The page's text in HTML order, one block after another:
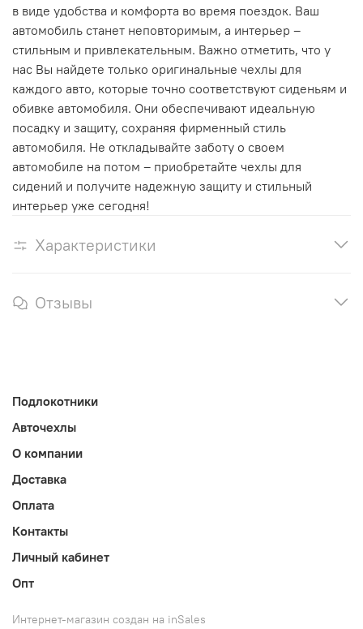
в виде удобства и комфорта во время поездок. Ваш
автомобиль станет неповторимым, а интерьер –
стильным и привлекательным. Важно отметить, что у
нас Вы найдете только оригинальные чехлы для
каждого авто, которые точно соответствуют сиденьям и
обивке автомобиля. Они обеспечивают идеальную
посадку и защиту, сохраняя фирменный стиль
автомобиля. Не откладывайте заботу о своем
автомобиле на потом – приобретайте чехлы для
сидений и получите надежную защиту и стильный
интерьер уже сегодня!
Характеристики
Отзывы
Подлокотники
Авточехлы
О компании
Доставка
Оплата
Контакты
Личный кабинет
Опт
Интернет-магазин создан на inSales